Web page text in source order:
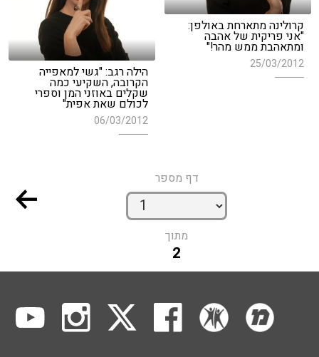
קרולינה מתארחת באולפן:
"אני פריקית של אהבה
ומתאהבת ממש מהר!"
25/03/2012 הילה רגב: "גשי למאפייה
הקרובה, השקיעי כמה
שקלים באוזני המן וספרי
לכולם שאת אפית"
06/03/2012
דף מספר
מתוך
2